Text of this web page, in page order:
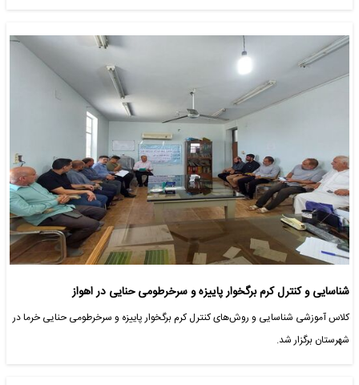
شناسایی و کنترل کرم برگخوار پاییزه و سرخرطومی حنایی در اهواز
کلاس آموزشی شناسایی و روش‌های کنترل کرم برگخوار پاییزه و سرخرطومی حنایی خرما در
شهرستان برگزار شد.